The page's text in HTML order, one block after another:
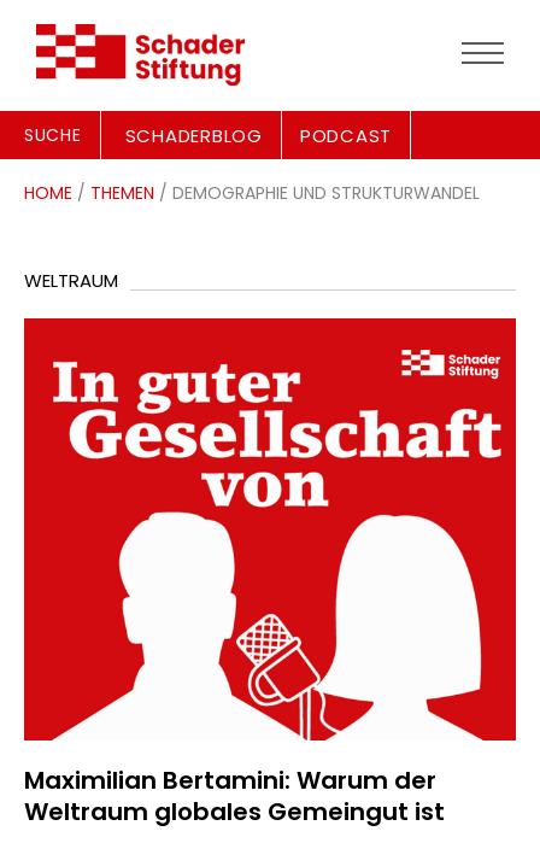
SUCHE SCHADERBLOG PODCAST
HOME / THEMEN / DEMOGRAPHIE UND STRUKTURWANDEL
WELTRAUM
Maximilian Bertamini: Warum der
Weltraum globales Gemeingut ist